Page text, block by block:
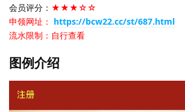
会员评分： ★★★☆☆
申领网址： https://bcw22.cc/st/687.html
流水限制：自行查看
图例介绍